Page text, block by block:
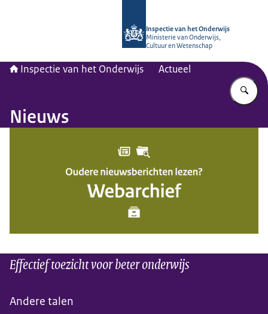
Inspectie van het Onderwijs
Ministerie van Onderwijs,
Cultuur en Wetenschap
Inspectie van het Onderwijs Actueel
Nieuws
Effectief toezicht voor beter onderwijs
Andere talen